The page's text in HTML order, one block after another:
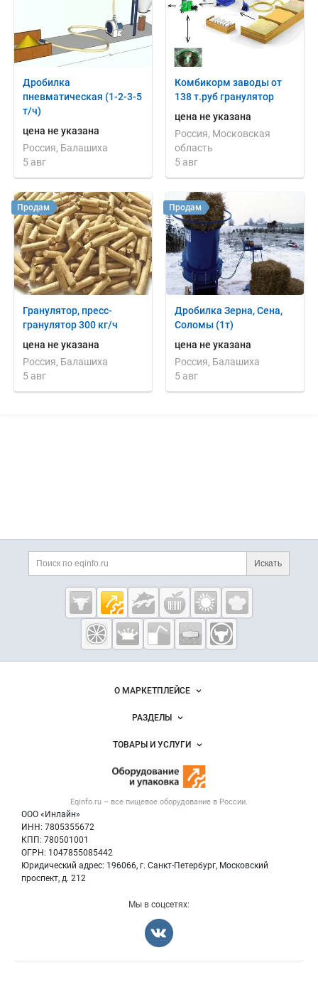
Дробилка
пневматическая (1-2-3-5
т/ч)
цена не указана
Россия, Балашиха
5 авг
Комбикорм заводы от
138 т.руб гранулятор
цена не указана
Россия, Московская
область
5 авг
Гранулятор, пресc-
гранулятор 300 кг/ч
цена не указана
Россия, Балашиха
5 авг
Продам
Дробилка Зерна, Сена,
Соломы (1т)
цена не указана
Россия, Балашиха
5 авг
Продам
Дополнительная информация
Поиск по сайту и
Искать
Cсылки на полезные проекты
Eqinfo.ru —
пищевое
оборудование
и упаковка
Важные разделы и контакты
Eqinfo.ru – все пищевое оборудование в России.
ООО «Инлайн»
ИНН: 7805355672
КПП: 780501001
ОГРН: 1047855085442
Юридический адрес: 196066, г. Санкт-Петербург, Московский
проспект, д. 212
Навигация по сайтуО МАРКЕТПЛЕЙСЕ
Новости Eqinfo.ru
Размещение рекламы
Публичная оферта
Контактная информация
Политика обработки персональных данных
РАЗДЕЛЫ
Объявления
Вакансии
ТОВАРЫ И УСЛУГИ
Оборудование для пищепрома
Тара и упаковка
Б/у оборудование
Мы в соцсетях: